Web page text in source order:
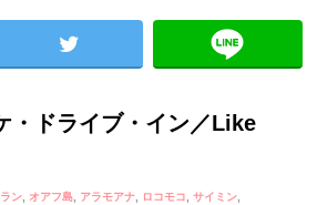
・ドライブ・イン／Like
ン オアフ島 アラモアナ ロコモコ
サイミン